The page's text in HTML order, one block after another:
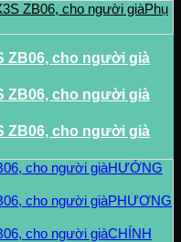
Phụ
HƯỚNG
PHƯƠNG
CHÍNH